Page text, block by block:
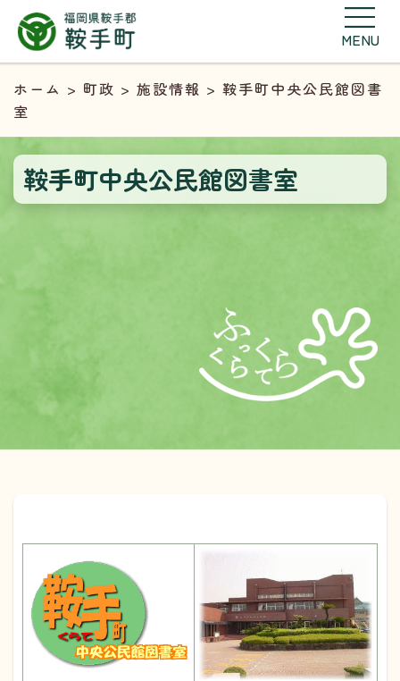
MENU
ホーム > 町政 > 施設情報 > 鞍手町中央公民館図書
室
鞍手町中央公民館図書室